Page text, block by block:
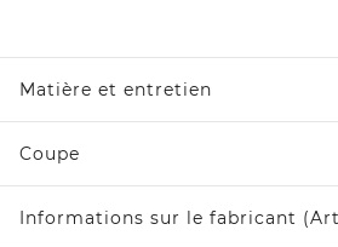
Matière et entretien
Coupe
Informations sur le fabricant